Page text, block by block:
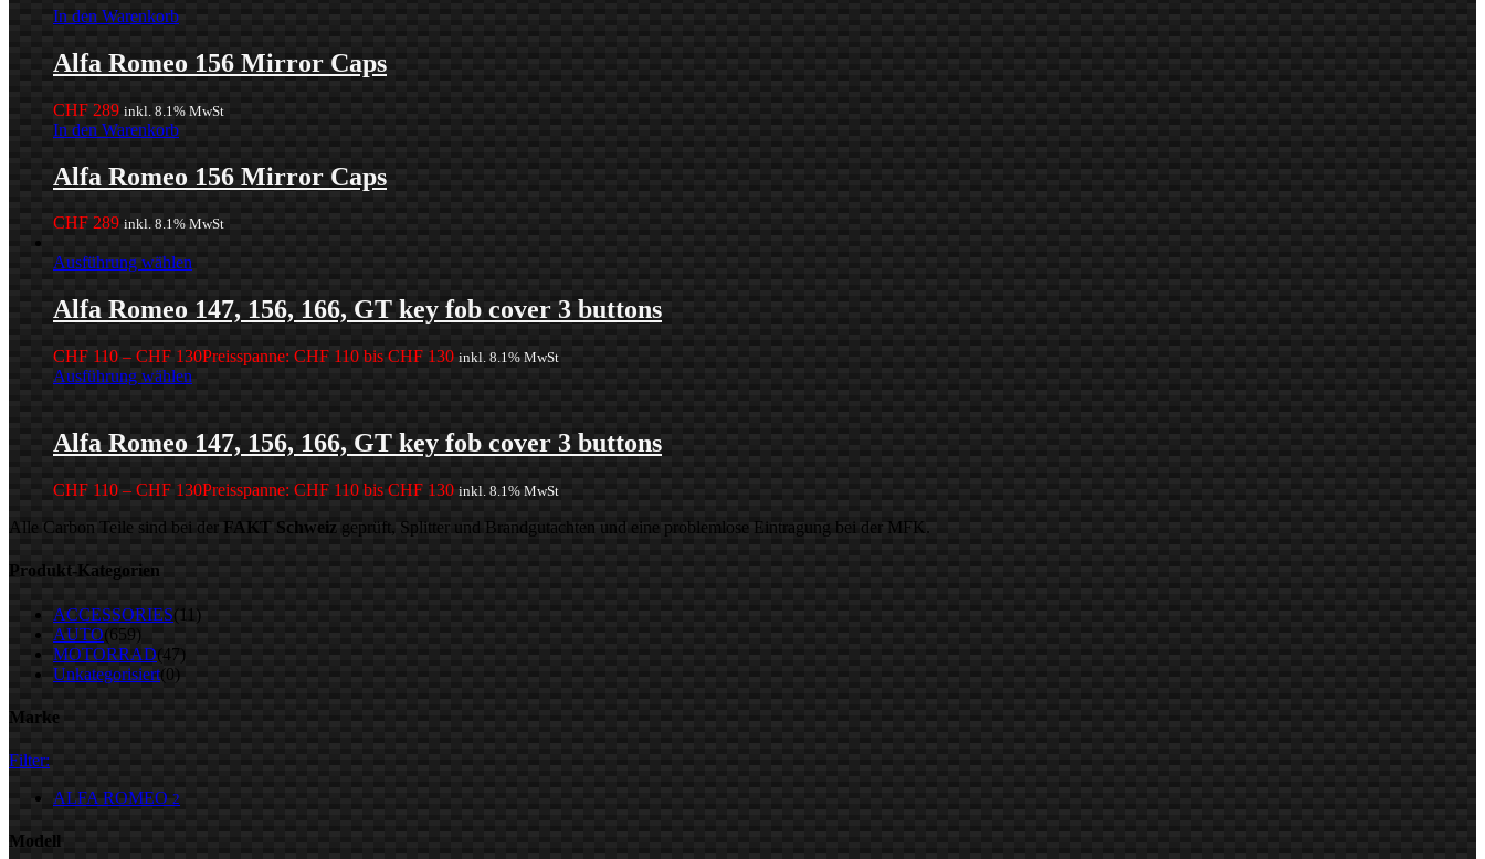
In den Warenkorb
Alfa Romeo 156 Mirror Caps
CHF 289 inkl. 8.1% MwSt
In den Warenkorb
Alfa Romeo 156 Mirror Caps
CHF 289 inkl. 8.1% MwSt
Ausführung wählen
Alfa Romeo 147, 156, 166, GT key fob cover 3 buttons
CHF 110 – CHF 130Preisspanne: CHF 110 bis CHF 130 inkl. 8.1% MwSt
Ausführung wählen
Alfa Romeo 147, 156, 166, GT key fob cover 3 buttons
CHF 110 – CHF 130Preisspanne: CHF 110 bis CHF 130 inkl. 8.1% MwSt
Alle Carbon Teile sind bei der FAKT Schweiz geprüft, Splitter und Brandgutachten und eine problemlose Eintragung bei der MFK.
Produkt-Kategorien
ACCESSORIES(11)
AUTO(659)
MOTORRAD(47)
Unkategorisiert(0)
Marke
Filter:
ALFA ROMEO 2
Modell